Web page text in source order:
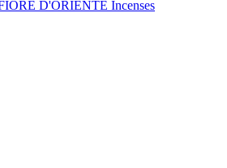
D'ORIENTE Incenses